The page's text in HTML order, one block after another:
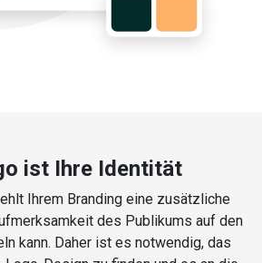
ist Ihre Identität
Ihrem Branding eine zusätzliche
des Publikums auf den
kann. Daher ist es notwendig, das